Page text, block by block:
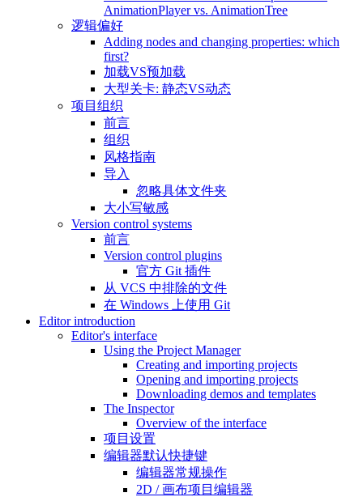
AnimationPlayer vs. AnimationTree
逻辑偏好
Adding nodes and changing properties: which
first?
加载VS预加载
大型关卡: 静态VS动态
项目组织
前言
组织
风格指南
导入
忽略具体文件夹
大小写敏感
Version control systems
前言
Version control plugins
官方 Git 插件
从 VCS 中排除的文件
在 Windows 上使用 Git
Editor introduction
Editor's interface
Using the Project Manager
Creating and importing projects
Opening and importing projects
Downloading demos and templates
The Inspector
Overview of the interface
项目设置
编辑器默认快捷键
编辑器常规操作
2D / 画布项目编辑器